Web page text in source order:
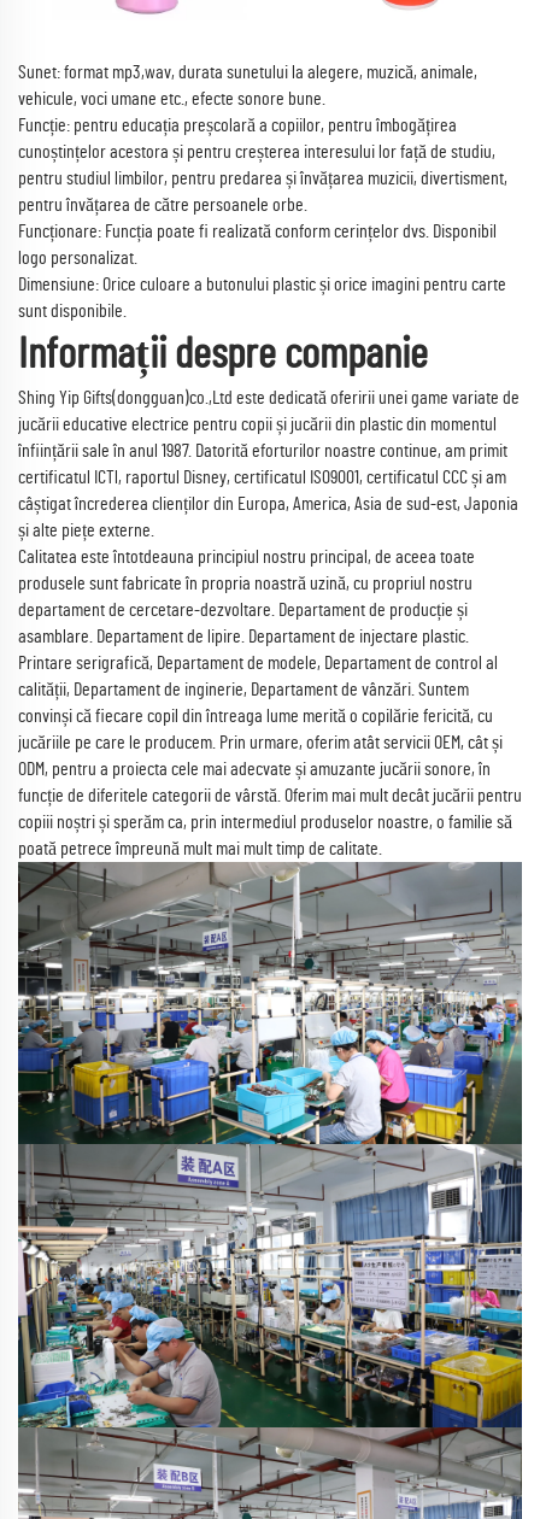
Sunet: format mp3,wav, durata sunetului la alegere, muzică, animale,
vehicule, voci umane etc., efecte sonore bune.
Funcție: pentru educația preșcolară a copiilor, pentru îmbogățirea
cunoștințelor acestora și pentru creșterea interesului lor față de studiu,
pentru studiul limbilor, pentru predarea și învățarea muzicii, divertisment,
pentru învățarea de către persoanele orbe.
Funcționare: Funcția poate fi realizată conform cerințelor dvs. Disponibil
logo personalizat.
Dimensiune: Orice culoare a butonului plastic și orice imagini pentru carte
sunt disponibile.
Informații despre companie
Shing Yip Gifts(dongguan)co.,Ltd este dedicată oferirii unei game variate de
jucării educative electrice pentru copii și jucării din plastic din momentul
înființării sale în anul 1987. Datorită eforturilor noastre continue, am primit
certificatul ICTl, raportul Disney, certificatul IS09001, certificatul CCC și am
câștigat încrederea clienților din Europa, America, Asia de sud-est, Japonia
și alte piețe externe.
Calitatea este întotdeauna principiul nostru principal, de aceea toate
produsele sunt fabricate în propria noastră uzină, cu propriul nostru
departament de cercetare-dezvoltare. Departament de producție și
asamblare. Departament de lipire. Departament de injectare plastic.
Printare serigrafică, Departament de modele, Departament de control al
calității, Departament de inginerie, Departament de vânzări. Suntem
convinși că fiecare copil din întreaga lume merită o copilărie fericită, cu
jucăriile pe care le producem. Prin urmare, oferim atât servicii OEM, cât și
ODM, pentru a proiecta cele mai adecvate și amuzante jucării sonore, în
funcție de diferitele categorii de vârstă. Oferim mai mult decât jucării pentru
copiii noștri și sperăm ca, prin intermediul produselor noastre, o familie să
poată petrece împreună mult mai mult timp de calitate.